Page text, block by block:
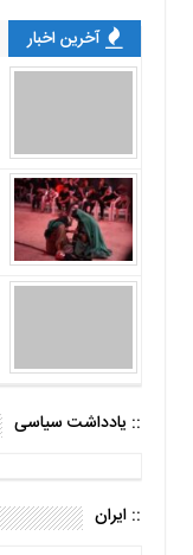
آخرین اخبار
:: یادداشت سیاسی
:: ایران